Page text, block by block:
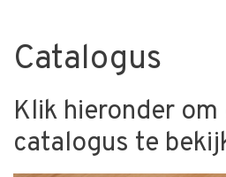
Catalogus
Klik hieronder om
catalogus te